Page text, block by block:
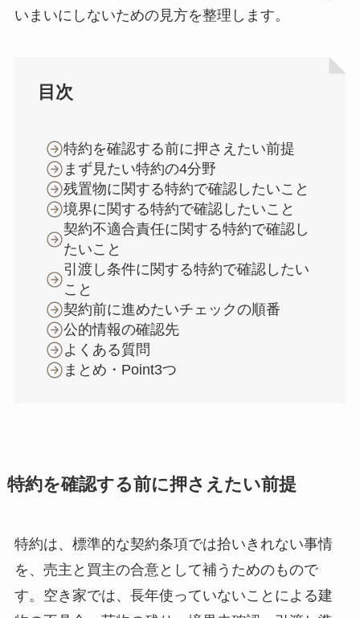
いまいにしないための見方を整理します。
目次
特約を確認する前に押さえたい前提
まず見たい特約の4分野
残置物に関する特約で確認したいこと
境界に関する特約で確認したいこと
契約不適合責任に関する特約で確認し
たいこと
引渡し条件に関する特約で確認したい
こと
契約前に進めたいチェックの順番
公的情報の確認先
よくある質問
まとめ・Point3つ
特約を確認する前に押さえたい前提
特約は、標準的な契約条項では拾いきれない事情
を、売主と買主の合意として補うためのもので
す。空き家では、長年使っていないことによる建